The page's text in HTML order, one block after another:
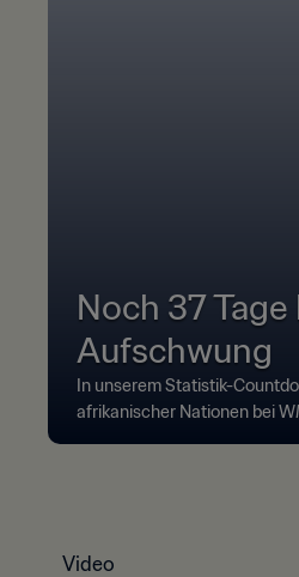
Noch 37
Aufschwung
In unserem Statistik-
afrikanischer Nationen bei
Video